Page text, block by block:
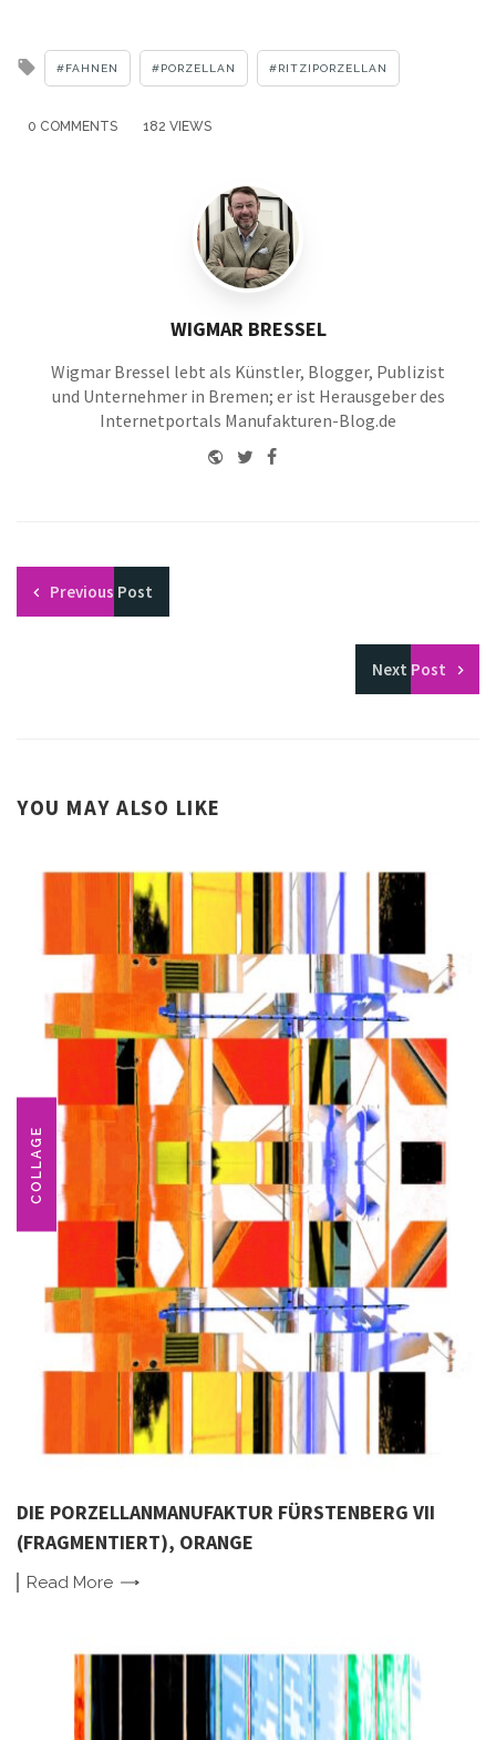
Tagged
FAHNEN PORZELLAN RITZIPORZELLAN
0 COMMENTS 182 VIEWS
WIGMAR BRESSEL
Wigmar Bressel lebt als Künstler, Blogger, Publizist
und Unternehmer in Bremen; er ist Herausgeber des
Internetportals Manufakturen-Blog.de
WebsiteTwitterFacebook
Previous Post
Next Post
YOU MAY ALSO LIKE
COLLAGE
DIE PORZELLANMANUFAKTUR FÜRSTENBERG VII
(FRAGMENTIERT), ORANGE
Read More